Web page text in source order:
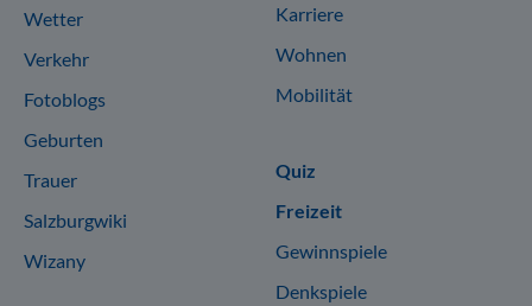
Wetter
Verkehr
Fotoblogs
Geburten
Trauer
Salzburgwiki
Wizany
Karriere
Wohnen
Mobilität
Quiz
Freizeit
Gewinnspiele
Denkspiele